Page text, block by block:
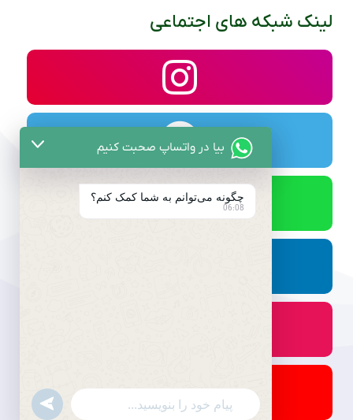
لینک شبکه های اجتماعی
بیا در واتساپ صحبت کنیم
چگونه می‌توانم به شما کمک کنم؟
06:08
WhatsApp
undefined